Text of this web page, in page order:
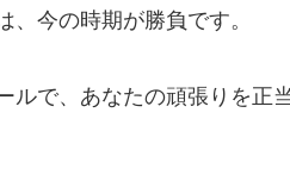
、今の時期が勝負です。
ルで、あなたの頑張りを正